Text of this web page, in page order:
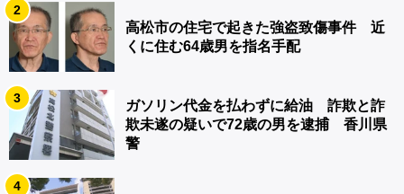
2
高松市の住宅で起きた強盗致傷事件 近
くに住む64歳男を指名手配
3
ガソリン代金を払わずに給油 詐欺と詐
欺未遂の疑いで72歳の男を逮捕 香川県
警
4